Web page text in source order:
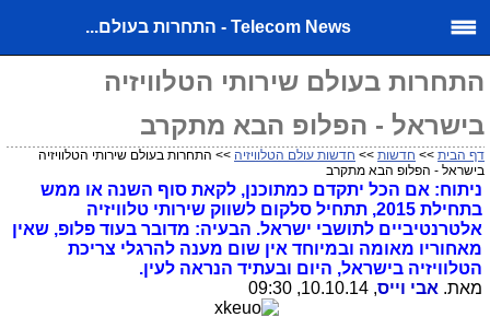
Telecom News - התחרות בעולם...
התחרות בעולם שירותי הטלוויזיה
בישראל - הפלופ הבא מתקרב
דף הבית >> חדשות >> חדשות עולם הטלוויזיה >> התחרות בעולם שירותי הטלוויזיה
בישראל - הפלופ הבא מתקרב
ניתוח: אם הכל יתקדם כמתוכנן, לקאת סוף השנה או ממש
בתחילת 2015, תתחיל סלקום לשווק שירותי טלוויזיה
אלטרנטיביים לתושבי ישראל. הבעיה: מדובר בעוד פלופ, שאין
מאחוריו מאומה ובמיוחד אין שום מענה להרגלי צריכת
הטלוויזיה בישראל, היום ובעתיד הנראה לעין.
מאת. אבי וייס, 10.10.14, 09:30